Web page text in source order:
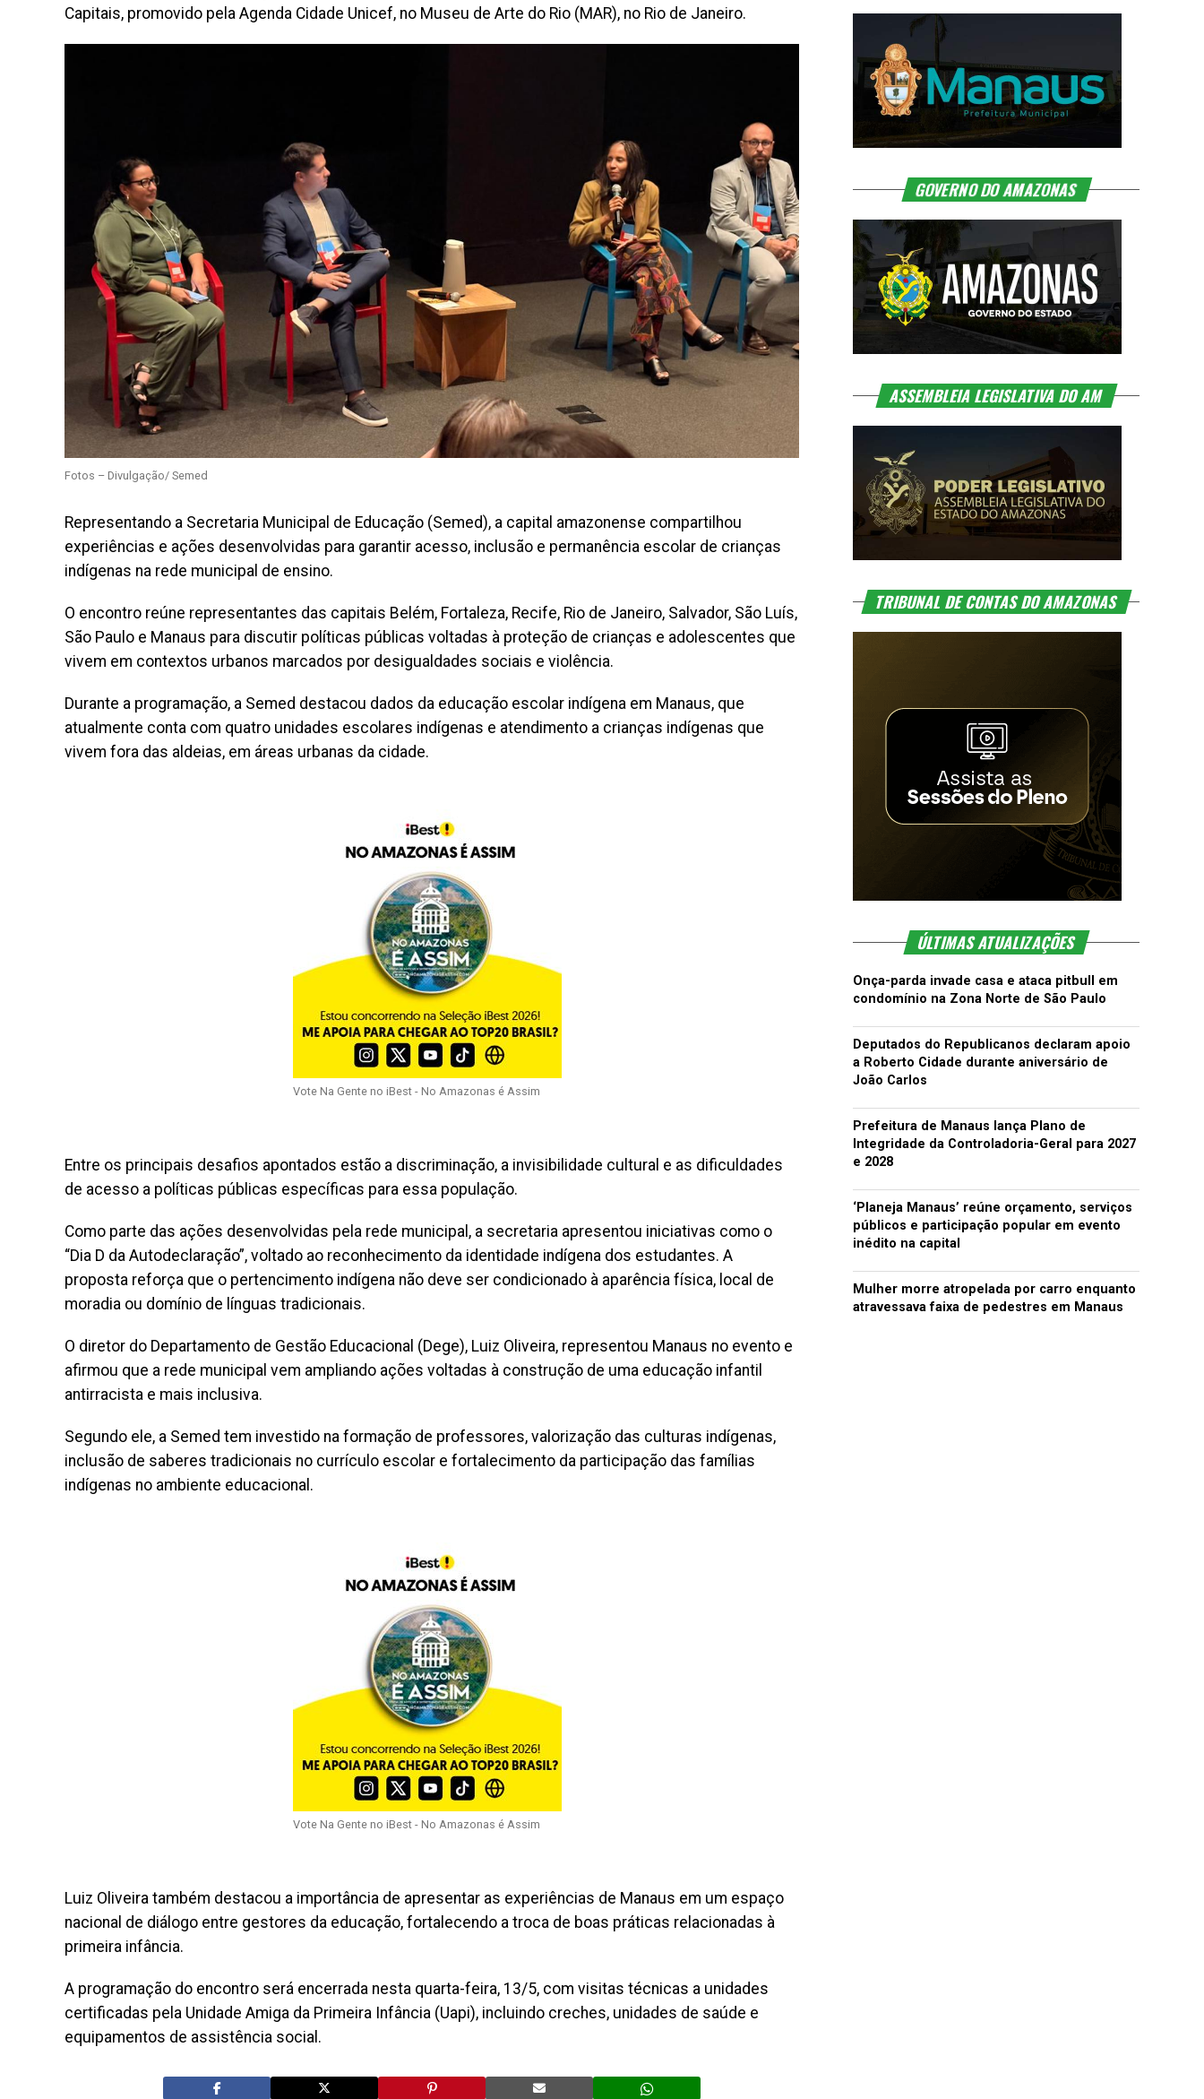
Capitais, promovido pela Agenda Cidade Unicef, no Museu de Arte do Rio (MAR), no Rio de Janeiro.
Fotos – Divulgação/ Semed
Representando a Secretaria Municipal de Educação (Semed), a capital amazonense compartilhou
experiências e ações desenvolvidas para garantir acesso, inclusão e permanência escolar de crianças
indígenas na rede municipal de ensino.
O encontro reúne representantes das capitais Belém, Fortaleza, Recife, Rio de Janeiro, Salvador, São Luís,
São Paulo e Manaus para discutir políticas públicas voltadas à proteção de crianças e adolescentes que
vivem em contextos urbanos marcados por desigualdades sociais e violência.
Durante a programação, a Semed destacou dados da educação escolar indígena em Manaus, que
atualmente conta com quatro unidades escolares indígenas e atendimento a crianças indígenas que
vivem fora das aldeias, em áreas urbanas da cidade.
Vote Na Gente no iBest - No Amazonas é Assim
Entre os principais desafios apontados estão a discriminação, a invisibilidade cultural e as dificuldades
de acesso a políticas públicas específicas para essa população.
Como parte das ações desenvolvidas pela rede municipal, a secretaria apresentou iniciativas como o
“Dia D da Autodeclaração”, voltado ao reconhecimento da identidade indígena dos estudantes. A
proposta reforça que o pertencimento indígena não deve ser condicionado à aparência física, local de
moradia ou domínio de línguas tradicionais.
O diretor do Departamento de Gestão Educacional (Dege), Luiz Oliveira, representou Manaus no evento e
afirmou que a rede municipal vem ampliando ações voltadas à construção de uma educação infantil
antirracista e mais inclusiva.
Segundo ele, a Semed tem investido na formação de professores, valorização das culturas indígenas,
inclusão de saberes tradicionais no currículo escolar e fortalecimento da participação das famílias
indígenas no ambiente educacional.
Vote Na Gente no iBest - No Amazonas é Assim
Luiz Oliveira também destacou a importância de apresentar as experiências de Manaus em um espaço
nacional de diálogo entre gestores da educação, fortalecendo a troca de boas práticas relacionadas à
primeira infância.
A programação do encontro será encerrada nesta quarta-feira, 13/5, com visitas técnicas a unidades
certificadas pela Unidade Amiga da Primeira Infância (Uapi), incluindo creches, unidades de saúde e
equipamentos de assistência social.
GOVERNO DO AMAZONAS
ASSEMBLEIA LEGISLATIVA DO AM
TRIBUNAL DE CONTAS DO AMAZONAS
ÚLTIMAS ATUALIZAÇÕES
Onça-parda invade casa e ataca pitbull em
condomínio na Zona Norte de São Paulo
Deputados do Republicanos declaram apoio
a Roberto Cidade durante aniversário de
João Carlos
Prefeitura de Manaus lança Plano de
Integridade da Controladoria-Geral para 2027
e 2028
‘Planeja Manaus’ reúne orçamento, serviços
públicos e participação popular em evento
inédito na capital
Mulher morre atropelada por carro enquanto
atravessava faixa de pedestres em Manaus